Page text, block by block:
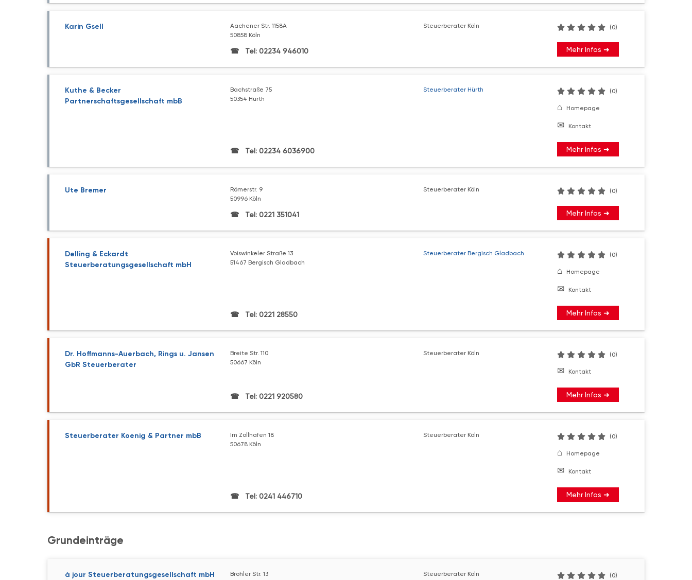
Karin Gsell
Aachener Str. 1158A
50858 Köln
Tel: 02234 946010
Steuerberater Köln (0)
Mehr Infos ➜
Kuthe & Becker
Partnerschaftsgesellschaft mbB
Bachstraße 75
50354 Hürth
Tel: 02234 6036900
Steuerberater Hürth (0)
Homepage
Kontakt
Mehr Infos ➜
Ute Bremer
Römerstr. 9
50996 Köln
Tel: 0221 351041
Steuerberater Köln (0)
Mehr Infos ➜
Delling & Eckardt
Steuerberatungsgesellschaft mbH
Voiswinkeler Straße 13
51467 Bergisch Gladbach
Tel: 0221 28550
Steuerberater Bergisch Gladbach (0)
Homepage
Kontakt
Mehr Infos ➜
Dr. Hoffmanns-Auerbach, Rings u. Jansen
GbR Steuerberater
Breite Str. 110
50667 Köln
Tel: 0221 920580
Steuerberater Köln (0)
Kontakt
Mehr Infos ➜
Steuerberater Koenig & Partner mbB
Im Zollhafen 18
50678 Köln
Tel: 0241 446710
Steuerberater Köln (0)
Homepage
Kontakt
Mehr Infos ➜
Grundeinträge
à jour Steuerberatungsgesellschaft mbH
Brohler Str. 13
Steuerberater Köln (0)